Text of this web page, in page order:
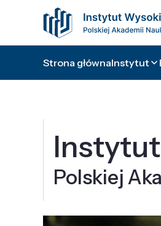
Strona głównaInstytut
Polskiej